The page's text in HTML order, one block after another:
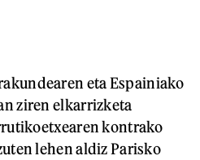
eta Espainiako
ziren elkarrizketa
kontrako
lehen aldiz Parisko